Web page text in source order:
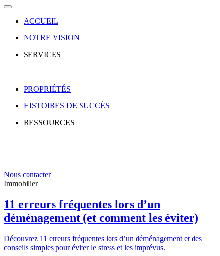
ACCUEIL
NOTRE VISION
SERVICES
PROPRIÉTÉS
HISTOIRES DE SUCCÈS
RESSOURCES
Nous contacter
Immobilier
11 erreurs fréquentes lors d’un
déménagement (et comment les éviter)
Découvrez 11 erreurs fréquentes lors d’un déménagement et des
conseils simples pour éviter le stress et les imprévus.